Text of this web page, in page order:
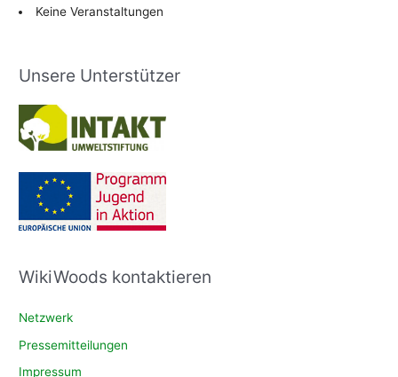
Keine Veranstaltungen
Unsere Unterstützer
WikiWoods kontaktieren
Netzwerk
Pressemitteilungen
Impressum